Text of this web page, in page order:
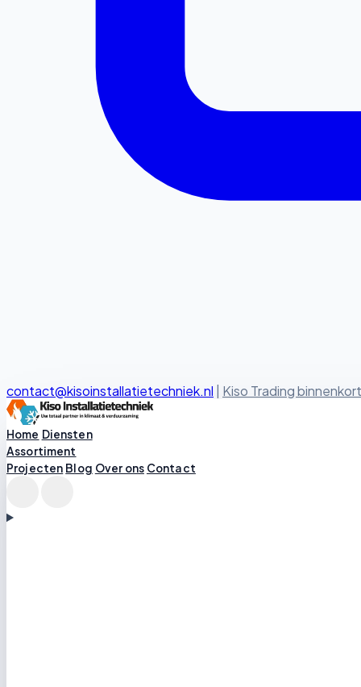
contact@kisoinstallatietechniek.nl Kiso Trading
Kiso Installatietechniek logo
Home Diensten
Assortiment
Projecten Blog Over ons Contact